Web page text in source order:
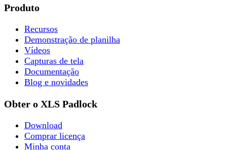
Produto
Recursos
Demonstração de planilha
Vídeos
Capturas de tela
Documentação
Blog e novidades
Obter o XLS Padlock
Download
Comprar licença
Minha conta